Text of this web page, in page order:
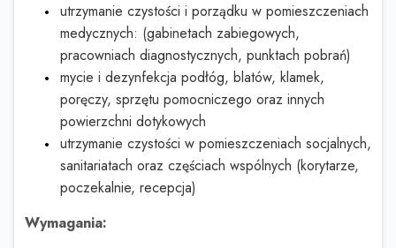
utrzymanie czystości i porządku w pomieszczeniach
medycznych: (gabinetach zabiegowych,
pracowniach diagnostycznych, punktach pobrań)
mycie i dezynfekcja podłóg, blatów, klamek,
poręczy, sprzętu pomocniczego oraz innych
powierzchni dotykowych
utrzymanie czystości w pomieszczeniach socjalnych,
sanitariatach oraz częściach wspólnych (korytarze,
poczekalnie, recepcja)
Wymagania: